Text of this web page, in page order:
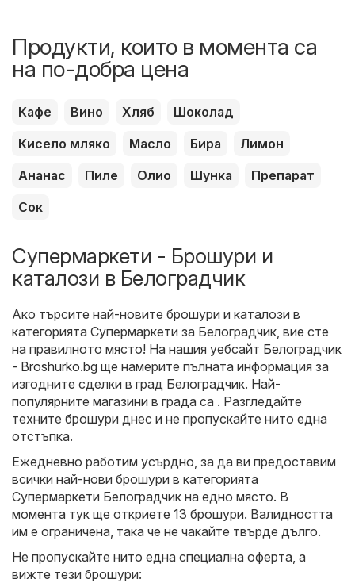
Продукти, които в момента са
на по-добра цена
Кафе Вино Хляб
Шоколад
Кисело мляко
Масло Бира
Лимон
Ананас
Пиле Олио Шунка
Препарат
Сок
Супермаркети - Брошури и
каталози в Белоградчик
Ако търсите най-новите брошури и каталози в
категорията Супермаркети за Белоградчик, вие сте
на правилното място! На нашия уебсайт Белоградчик
- Broshurko.bg ще намерите пълната информация за
изгодните сделки в град Белоградчик. Най-
популярните магазини в града са . Разгледайте
техните брошури днес и не пропускайте нито една
отстъпка.
Ежедневно работим усърдно, за да ви предоставим
всички най-нови брошури в категорията
Супермаркети Белоградчик на едно място. В
момента тук ще откриете 13 брошури. Валидността
им е ограничена, така че не чакайте твърде дълго.
Не пропускайте нито една специална оферта, а
вижте тези брошури: